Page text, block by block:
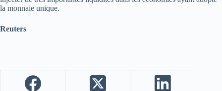
la monnaie unique.
Reuters